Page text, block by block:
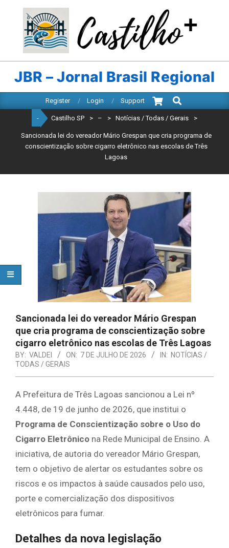
content
CASTILHO
SP
JBR – Jornal Brasil Regional
Navigation
Register Login Support
Search
- Castilho SP > – > Notícias / Todas / Gerais >
Sancionada lei do vereador Mário Grespan que cria programa de
conscientização sobre cigarro eletrônico nas escolas de Três
Lagoas
Sancionada lei do vereador Mário Grespan
que cria programa de conscientização sobre
cigarro eletrônico nas escolas de Três Lagoas
BY: VALDEI ON: 7 DE JULHO DE 2026 IN: NOTÍCIAS /
TODAS / GERAIS
​A Prefeitura de Três Lagoas sancionou a Lei nº
4.448, de 19 de junho de 2026, que institui o
Programa de Conscientização sobre o Uso do
Cigarro Eletrônico na Rede Municipal de Ensino. A
iniciativa, de autoria do vereador Mário Grespan,
tem o objetivo de alertar os estudantes sobre os
riscos e os impactos à saúde causados pelo uso,
porte e comercialização dos dispositivos
eletrônicos para fumar.
​Detalhes da nova legislação